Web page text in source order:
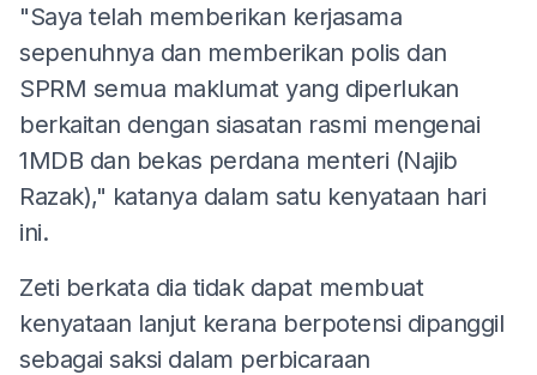
"Saya telah memberikan kerjasama
sepenuhnya dan memberikan polis dan
SPRM semua maklumat yang diperlukan
berkaitan dengan siasatan rasmi mengenai
1MDB dan bekas perdana menteri (Najib
Razak)," katanya dalam satu kenyataan hari
ini.
Zeti berkata dia tidak dapat membuat
kenyataan lanjut kerana berpotensi dipanggil
sebagai saksi dalam perbicaraan